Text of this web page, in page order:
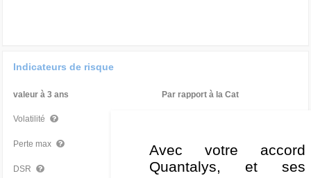
Indicateurs de risque
valeur à 3 ans Par rapport à la Cat
Volatilité
Perte max -18,48 %
DSR 10,92 % Mauvais
Avec votre accord
Quantalys, et ses